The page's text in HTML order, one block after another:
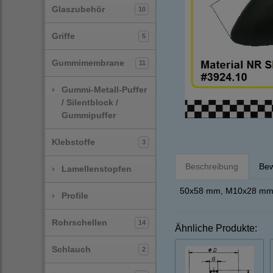
Glaszubehör 10
Griffe 5
Gummimembrane 11
›
Gummi-Metall-Puffer
/ Silentblock /
Gummipuffer
Klebstoffe 3
› Lamellenstopfen
› Profile
Rohrschellen 14
Schlauch 2
Beschreibung
50x58 mm, M10x28
Ähnliche Produkte: